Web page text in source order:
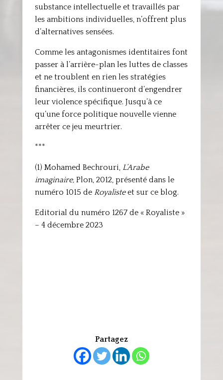
substance intellectuelle et travaillés par
les ambitions individuelles, n’offrent plus
d’alternatives sensées.
Comme les antagonismes identitaires font
passer à l’arrière-plan les luttes de classes
et ne troublent en rien les stratégies
financières, ils continueront d’engendrer
leur violence spécifique. Jusqu’à ce
qu’une force politique nouvelle vienne
arrêter ce jeu meurtrier.
***
(1) Mohamed Bechrouri, L’Arabe
imaginaire,Plon, 2012, présenté dans le
numéro 1015 de Royalisteet sur ce blog.
Editorial du numéro 1267 de « Royaliste »
– 4 décembre 2023
Partagez